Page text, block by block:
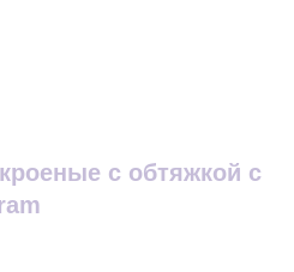
с обтяжкой с